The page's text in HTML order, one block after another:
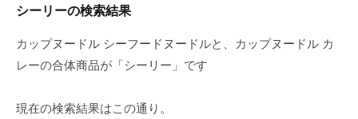
シーリーの検索結果
カップヌードル シーフードヌードルと、カップヌードル カ
レーの合体商品が「シーリー」です
現在の検索結果はこの通り。